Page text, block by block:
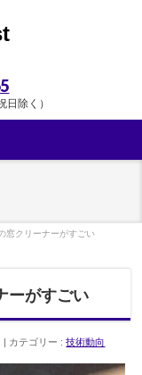
除く）
窓クリーナーがすごい
ーがすごい
カテゴリー :技術動向